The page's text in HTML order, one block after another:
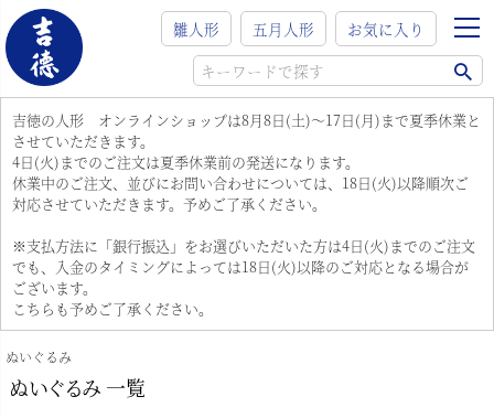
雛人形 五月人形 お気に入り
吉徳の人形 オンラインショップは8月8日(土)～17日(月)まで夏季休業と
させていただきます。
4日(火)までのご注文は夏季休業前の発送になります。
休業中のご注文、並びにお問い合わせについては、18日(火)以降順次ご
対応させていただきます。予めご了承ください。
※支払方法に「銀行振込」をお選びいただいた方は4日(火)までのご注文
でも、入金のタイミングによっては18日(火)以降のご対応となる場合が
ございます。
こちらも予めご了承ください。
ぬいぐるみ
ぬいぐるみ 一覧